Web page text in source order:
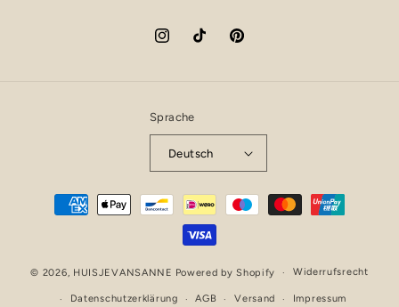
InstagramTikTok Pinterest
Sprache
Deutsch
Zahlungsmethoden
© 2026, HUISJEVANSANNE Powered by Shopify Widerrufsrecht
Datenschutzerklärung AGB Versand Impressum